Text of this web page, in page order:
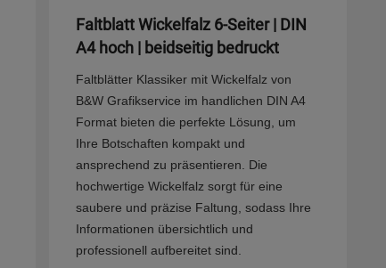
Faltblatt Wickelfalz 6-Seiter | DIN
A4 hoch | beidseitig bedruckt
Faltblätter Klassiker mit Wickelfalz von
B&W Grafikservice im handlichen DIN A4
Format bieten die perfekte Lösung, um
Ihre Botschaften kompakt und
ansprechend zu präsentieren. Die
hochwertige Wickelfalz sorgt für eine
saubere und präzise Faltung, sodass Ihre
Informationen übersichtlich und
professionell aufbereitet sind.